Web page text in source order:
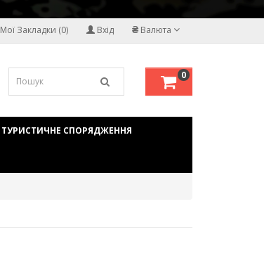
₴ Валюта
Вхід
Мої Закладки (0)
0
ТУРИСТИЧНЕ СПОРЯДЖЕННЯ